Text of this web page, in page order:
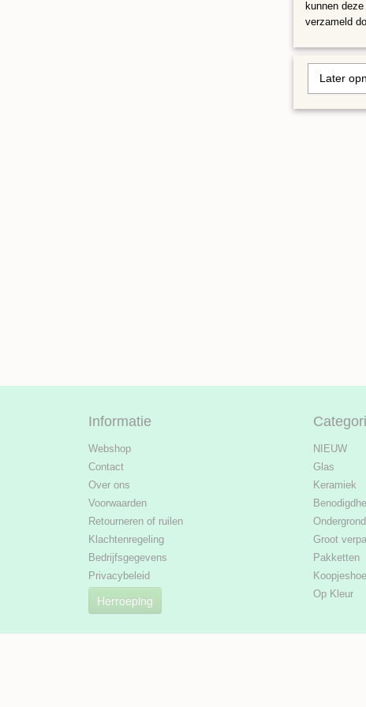
Informatie
Webshop
Contact
Over ons
Voorwaarden
Retourneren of ruilen
Klachtenregeling
Bedrijfsgegevens
Privacybeleid
Herroeping
NIEUW
Glas
Keramiek
Groot
Pakketten
Op Kleur
kunnen
verzameld
Later